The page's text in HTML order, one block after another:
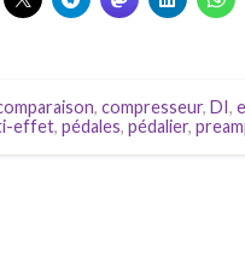
, compresseur, DI,
effet, pédales, pédalier,